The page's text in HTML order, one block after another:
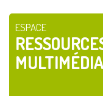
ESPACE
MULTIMÉDIA